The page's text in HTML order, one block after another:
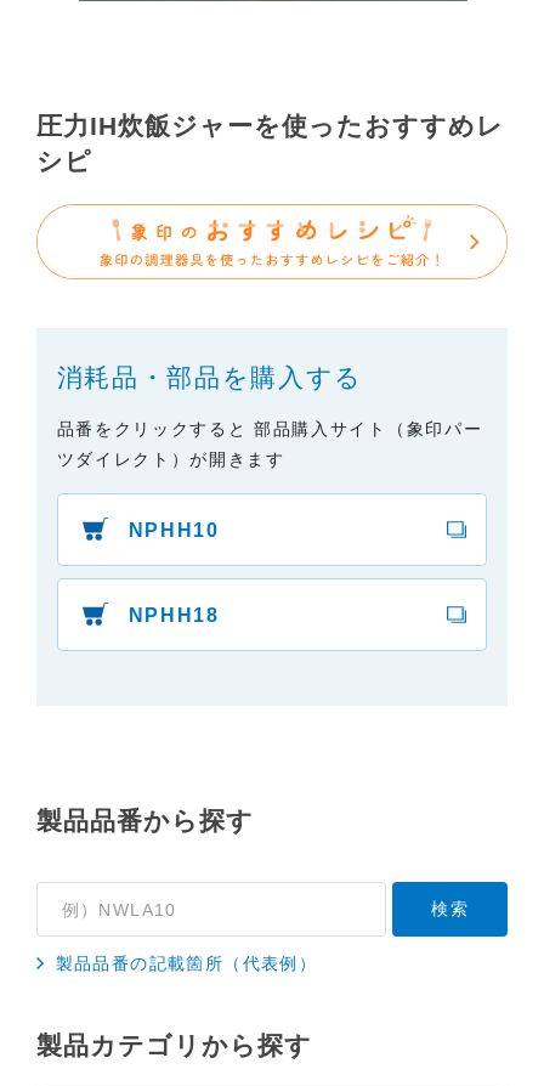
品に関する安全に関する注意についてのご質問等に
つきましては、弊社「
お客様ご相談センター
」に直
接お問い合わせくださいますようお願いします
（※）。
（※）みまもりほっとラインサービスでご使用され
ている専用の製品（レンタル品）につきましては、
４．本サービスに係わる損害の免責
っておりますが、以下の点について、弊社は何ら保
証せず、また責任を負うものではありません。あら
かじめご了承ください。
・掲載された情報が全て正確であり、有用であり、
安全であること。
・本サイトをご利用になったこと、またはご利用に
なれなかったことにより生じる一切の損害。
圧力IH炊飯ジャーを使ったおすすめレ
シピ
消耗品・部品を購入する
品番をクリックすると 部品購入サイト（象印パー
ツダイレクト）が開きます
NPHH10
NPHH18
製品品番から探す
製品品番の記載箇所（代表例）
製品カテゴリから探す